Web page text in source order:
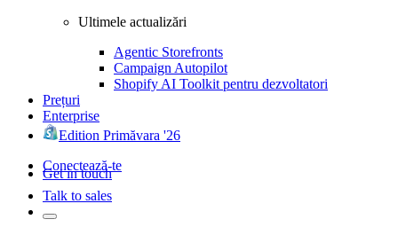
Ultimele actualizări
Agentic Storefronts
Campaign Autopilot
Shopify AI Toolkit pentru dezvoltatori
Prețuri
Enterprise
Edition Primăvara '26
Conectează-te
Get in touch
Talk to sales